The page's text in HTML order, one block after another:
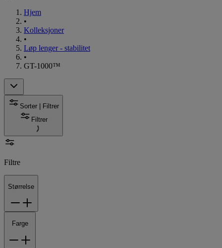
Hjem
•
Kolleksjoner
•
Løp lenger - stabilitet
•
GT-1000™
Sorter | Filtrer
Filtrer
Filtre
Størrelse
Farge